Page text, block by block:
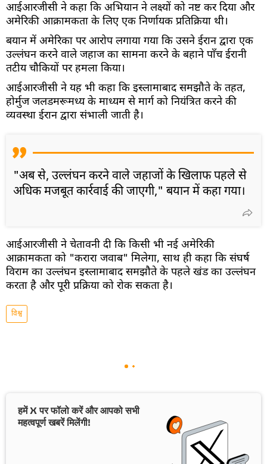
आईआरजीसी ने कहा कि अभियान ने लक्ष्यों को नष्ट कर दिया और
अमेरिकी आक्रामकता के लिए एक निर्णायक प्रतिक्रिया थी।
बयान में अमेरिका पर आरोप लगाया गया कि उसने ईरान द्वारा एक
उल्लंघन करने वाले जहाज का सामना करने के बहाने पाँच ईरानी
तटीय चौकियों पर हमला किया।
आईआरजीसी ने यह भी कहा कि इस्लामाबाद समझौते के तहत,
होर्मुज जलडमरूमध्य के माध्यम से मार्ग को नियंत्रित करने की
व्यवस्था ईरान द्वारा संभाली जाती है।
"अब से, उल्लंघन करने वाले जहाजों के खिलाफ पहले से
अधिक मजबूत कार्रवाई की जाएगी," बयान में कहा गया।
आईआरजीसी ने चेतावनी दी कि किसी भी नई अमेरिकी
आक्रामकता को "करारा जवाब" मिलेगा, साथ ही कहा कि संघर्ष
विराम का उल्लंघन इस्लामाबाद समझौते के पहले खंड का उल्लंघन
करता है और पूरी प्रक्रिया को रोक सकता है।
विश्व
हमें X पर फॉलो करें और आपको सभी
महत्वपूर्ण खबरें मिलेंगी!